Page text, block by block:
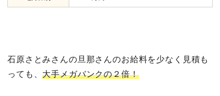
石原さとみさんの旦那さんのお給料を少なく見積も
っても、大手メガバンクの２倍！